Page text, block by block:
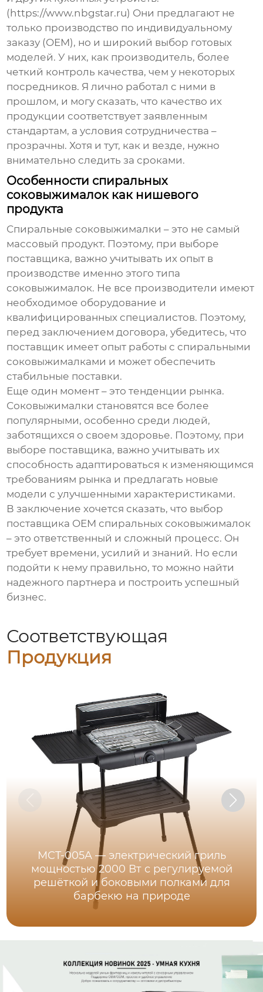
(https://www.nbgstar.ru) Они предлагают не
только производство по индивидуальному
заказу (OEM), но и широкий выбор готовых
моделей. У них, как производитель, более
четкий контроль качества, чем у некоторых
посредников. Я лично работал с ними в
прошлом, и могу сказать, что качество их
продукции соответствует заявленным
стандартам, а условия сотрудничества –
прозрачны. Хотя и тут, как и везде, нужно
внимательно следить за сроками.
Особенности спиральных
соковыжималок как нишевого
продукта
Спиральные соковыжималки – это не самый
массовый продукт. Поэтому, при выборе
поставщика, важно учитывать их опыт в
производстве именно этого типа
соковыжималок. Не все производители имеют
необходимое оборудование и
квалифицированных специалистов. Поэтому,
перед заключением договора, убедитесь, что
поставщик имеет опыт работы с спиральными
соковыжималками и может обеспечить
стабильные поставки.
Еще один момент – это тенденции рынка.
Соковыжималки становятся все более
популярными, особенно среди людей,
заботящихся о своем здоровье. Поэтому, при
выборе поставщика, важно учитывать их
способность адаптироваться к изменяющимся
требованиям рынка и предлагать новые
модели с улучшенными характеристиками.
В заключение хочется сказать, что выбор
поставщика OEM спиральных соковыжималок
– это ответственный и сложный процесс. Он
требует времени, усилий и знаний. Но если
подойти к нему правильно, то можно найти
надежного партнера и построить успешный
бизнес.
Соответствующая
Продукция
MCT-005A — электрический гриль
мощностью 2000 Вт с регулируемой
решёткой и боковыми полками для
барбекю на природе